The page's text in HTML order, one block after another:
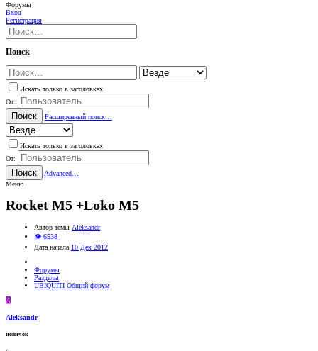
Форумы
Вход
Регистрация
Поиск
Искать только в заголовках
От:
Поиск Расширенный поиск…
Искать только в заголовках
От:
Поиск
Advanced…
Меню
Rocket M5 +Loko M5
Автор темы Aleksandr
👁 6538
Дата начала 10 Дек 2012
Форумы
Разделы
UBIQUITI Общий форум
A
Aleksandr
новичок